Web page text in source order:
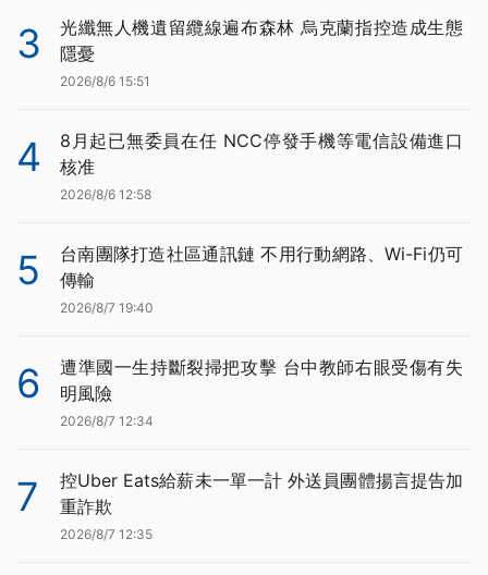
3
光纖無人機遺留纜線遍布森林 烏克蘭指控造成生態
隱憂
2026/8/6 15:51
4
8月起已無委員在任 NCC停發手機等電信設備進口
核准
2026/8/6 12:58
5
台南團隊打造社區通訊鏈 不用行動網路、Wi-Fi仍可
傳輸
2026/8/7 19:40
6
遭準國一生持斷裂掃把攻擊 台中教師右眼受傷有失
明風險
2026/8/7 12:34
7
控Uber Eats給薪未一單一計 外送員團體揚言提告加
重詐欺
2026/8/7 12:35